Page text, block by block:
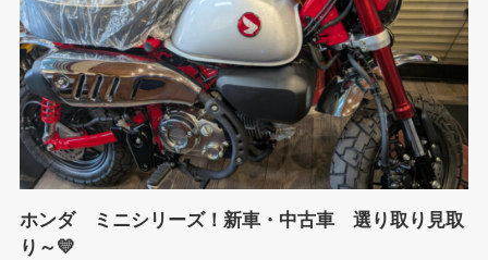
ホンダ ミニシリーズ！新車・中古車 選り取り見取
り～💛